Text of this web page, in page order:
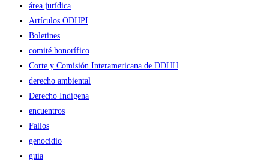
área jurídica
Artículos ODHPI
Boletines
comité honorífico
Corte y Comisión Interamericana de DDHH
derecho ambiental
Derecho Indígena
encuentros
Fallos
genocidio
guía